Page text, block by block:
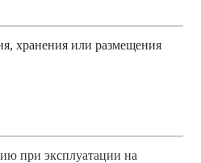
хранения или размещения
при эксплуатации на